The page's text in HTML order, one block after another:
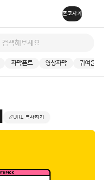
자막폰트 영상자막 귀여운
URL 복사하기